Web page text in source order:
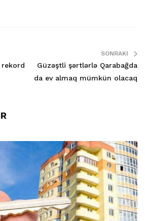
rekord
SONRAKI
Güzəştli şərtlərlə Qarabağda
da ev almaq mümkün olacaq